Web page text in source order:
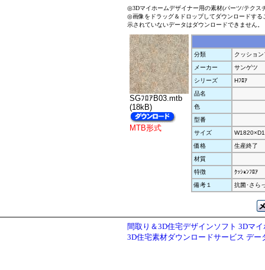
◎3Dマイホームデザイナー用の素材(パーツ/テクス
◎画像をドラッグ＆ドロップしてダウンロードす
示されていないデータはダウンロードできません。
SGﾌﾛｱB03.mtb
(18kB)
MTB形式
分類
クッショ
メーカー
サンゲツ
シリーズ
Hﾌﾛｱ
品名
色
型番
サイズ
価格
生産終了
材質
特徴
ｸｯｼｮﾝﾌﾛｱ
備考１
抗菌･さら
間取り＆3D住宅デザインソフト 3Dマ
3D住宅素材ダウンロードサービス デー